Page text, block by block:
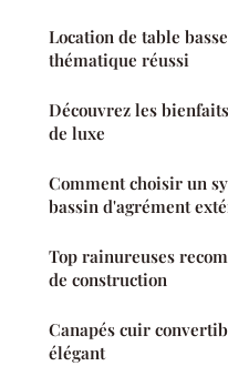
Location de table
thématique réussi
Découvrez les
de luxe
Comment choisir un
bassin d'agrément
Top rainureuses
de construction
Canapés cuir
élégant